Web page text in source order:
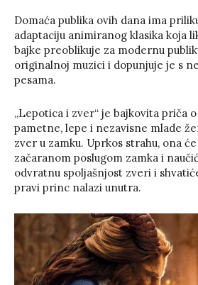
Domaća publika ovih dana ima
adaptaciju animiranog klasika koja
bajke preoblikuje za modernu
originalnoj muzici i dopunjuje je s
pesama.
„Lepotica i zver“ je bajkovita priča
pametne, lepe i nezavisne mlade
zver u zamku. Uprkos strahu, ona
začaranom poslugom zamka i
odvratnu spoljašnjost zveri i
pravi princ nalazi unutra.